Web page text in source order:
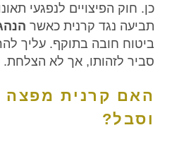
כן. חוק הפיצויים לנפגעי
תביעה נגד קרנית כאשר
ביטוח חובה בתוקף. עליך
סביר לזהותו, אך לא הצלחת.
האם קרנית
וסבל?